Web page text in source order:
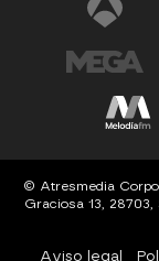
© Atresmedia
Graciosa 13,
Aviso legal